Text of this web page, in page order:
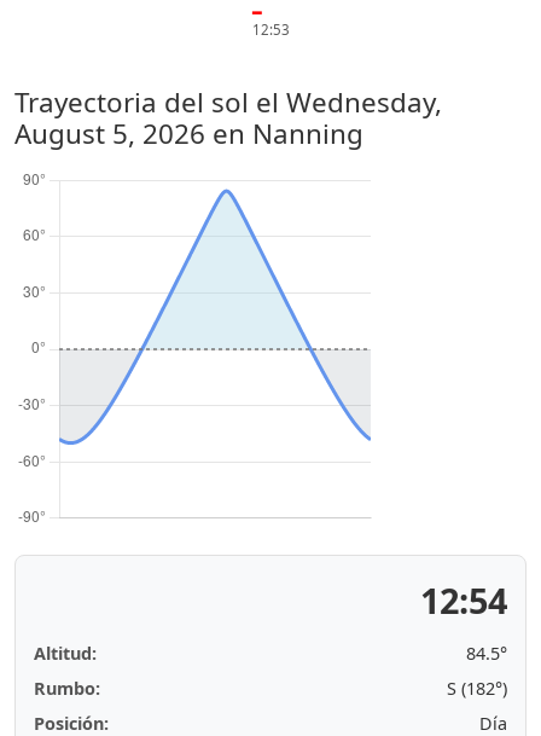
━
12:53
Trayectoria del sol el Wednesday,
August 5, 2026 en Nanning
12:54
Altitud:
84.5°
Rumbo:
S (182°)
Posición:
Día